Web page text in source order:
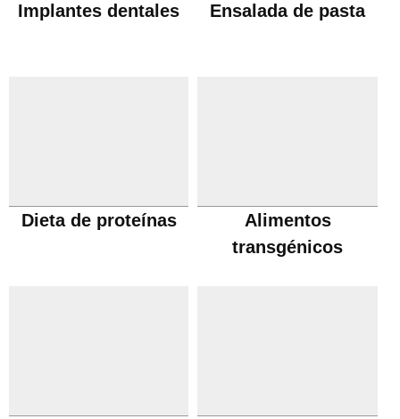
Implantes dentales Ensalada de pasta
Dieta de proteínas
Alimentos
transgénicos